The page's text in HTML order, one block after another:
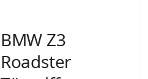
BMW Z3
Roadster